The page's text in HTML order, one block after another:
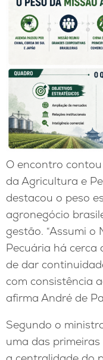
O encontro
da Agricultura e
destacou o peso
agronegócio
gestão. “Assumi
Pecuária há cerca
de dar
com consistência
afirma André de
Segundo o
uma das